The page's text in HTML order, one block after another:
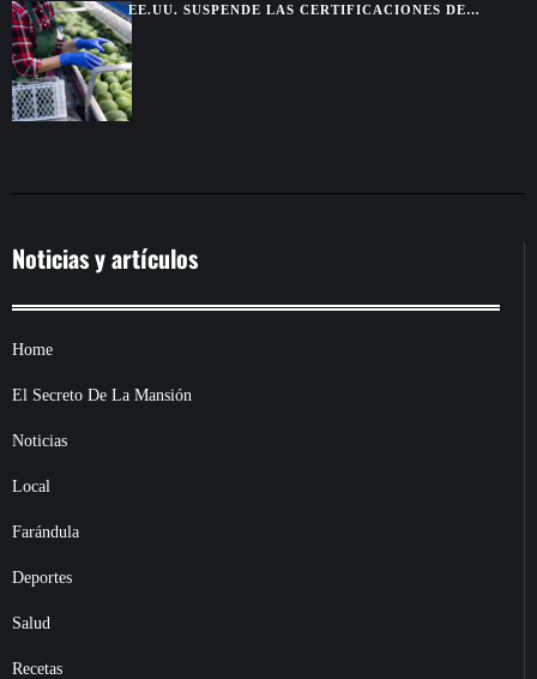
EE.UU. SUSPENDE LAS CERTIFICACIONES DE
AGUACATE EN MICHOACÁN POR UNA AMENAZA DE
SEGURIDAD
Noticias y artículos
Home
El Secreto De La Mansión
Noticias
Local
Farándula
Deportes
Salud
Recetas